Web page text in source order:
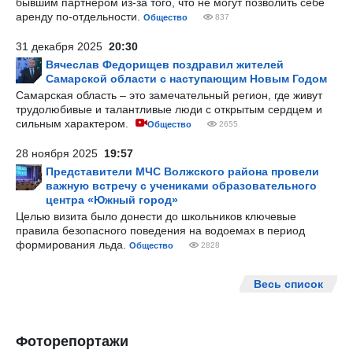
аренду по-отдельности.
Общество 837
31 декабря 2025 20:30
Вячеслав Федорищев поздравил жителей
Самарской области с наступающим Новым Годом
Самарская область – это замечательный регион, где живут
трудолюбивые и талантливые люди с открытым сердцем и
сильным характером.
Общество 2655
28 ноября 2025 19:57
Представители МЧС Волжского района провели
важную встречу с учениками образовательного
центра «Южный город»
Целью визита было донести до школьников ключевые
правила безопасного поведения на водоемах в период
формирования льда.
Общество 2828
Весь список
Фоторепортажи